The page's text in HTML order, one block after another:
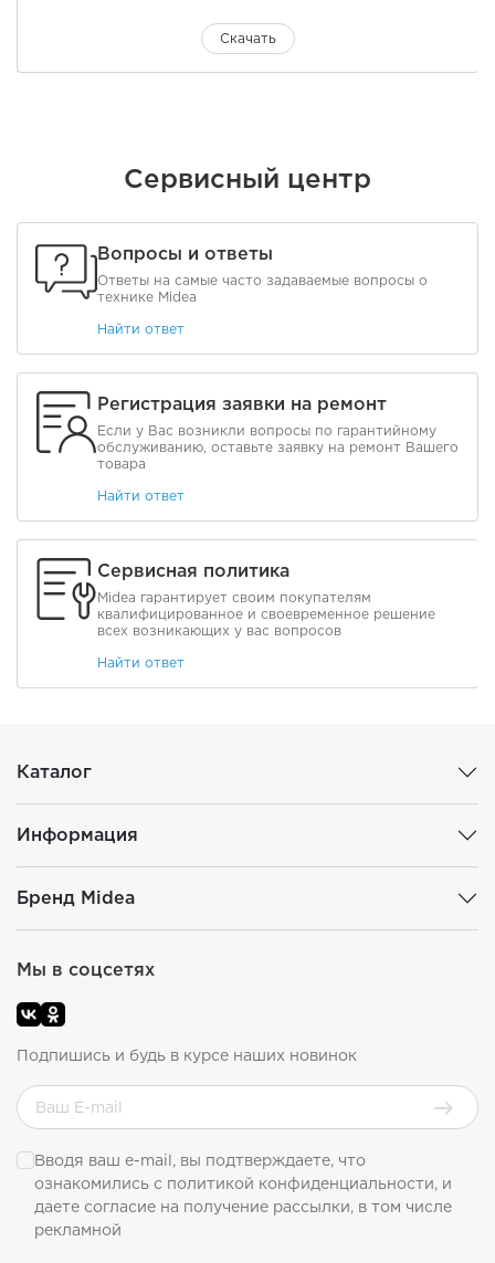
Скачать
Сервисный центр
Вопросы и ответы
Ответы на самые часто задаваемые вопросы о
технике Midea
Найти ответ
Регистрация заявки на ремонт
Если у Вас возникли вопросы по гарантийному
обслуживанию, оставьте заявку на ремонт Вашего
товара
Найти ответ
Сервисная политика
Midea гарантирует своим покупателям
квалифицированное и своевременное решение
всех возникающих у вас вопросов
Найти ответ
Каталог
Информация
Бренд Midea
Мы в соцсетях
Подпишись и будь в курсе наших новинок
Вводя ваш e-mail, вы подтверждаете, что
ознакомились с политикой конфиденциальности, и
даете согласие на получение рассылки, в том числе
рекламной